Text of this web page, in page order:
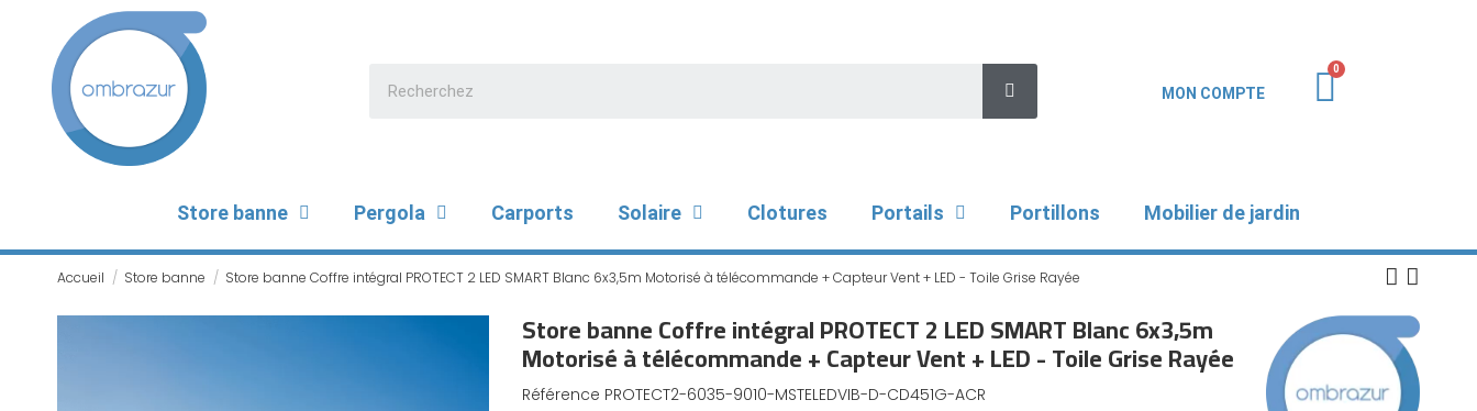
MON COMPTE
Store banne Pergola Carports Solaire Clotures Portails Portillons Mobilier de jardin
Accueil Store banne Store banne Coffre intégral PROTECT 2 LED SMART Blanc 6x3,5m Motorisé à télécommande + Capteur Vent + LED - Toile Grise Rayée
Store banne Coffre intégral PROTECT 2 LED SMART Blanc 6x3,5m
Motorisé à télécommande + Capteur Vent + LED - Toile Grise Rayée
Référence PROTECT2-6035-9010-MSTELEDVIB-D-CD451G-ACR